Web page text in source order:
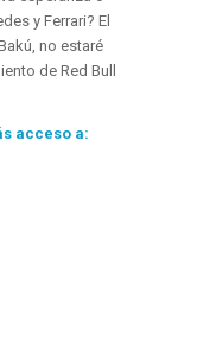
y Ferrari? El
no estaré
de Red Bull
acceso a: